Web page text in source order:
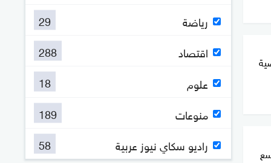
رياضة
29
اقتصاد
288
علوم
18
منوعات
189
راديو سكاي نيوز عربية
58